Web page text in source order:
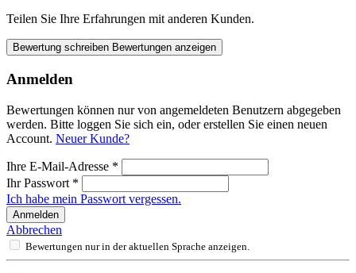
Teilen Sie Ihre Erfahrungen mit anderen Kunden.
Bewertung schreiben Bewertungen anzeigen
Anmelden
Bewertungen können nur von angemeldeten Benutzern abgegeben
werden. Bitte loggen Sie sich ein, oder erstellen Sie einen neuen
Account. Neuer Kunde?
Ihre E-Mail-Adresse *
Ihr Passwort *
Ich habe mein Passwort vergessen.
Anmelden
Abbrechen
Bewertungen nur in der aktuellen Sprache anzeigen.